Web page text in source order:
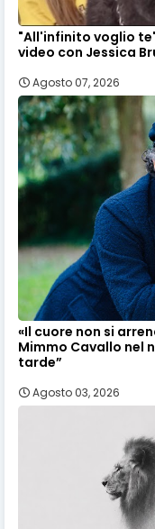
"All'infinito voglio
video con Jessica
Agosto 07, 2026
«Il cuore non si
Mimmo Cavallo nel
tarde”
Agosto 03, 2026